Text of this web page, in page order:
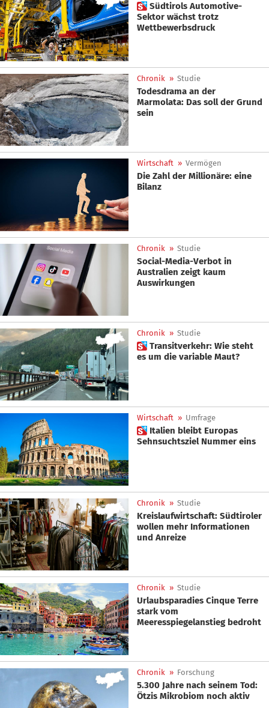
 Südtirols Automotive-
Sektor wächst trotz
Wettbewerbsdruck
Chronik » Studie
Todesdrama an der
Marmolata: Das soll der Grund
sein
Wirtschaft » Vermögen
Die Zahl der Millionäre: eine
Bilanz
Chronik » Studie
Social-Media-Verbot in
Australien zeigt kaum
Auswirkungen
Chronik » Studie
 Transitverkehr: Wie steht
es um die variable Maut?
Wirtschaft » Umfrage
 Italien bleibt Europas
Sehnsuchtsziel Nummer eins
Chronik » Studie
Kreislaufwirtschaft: Südtiroler
wollen mehr Informationen
und Anreize
Chronik » Studie
Urlaubsparadies Cinque Terre
stark vom
Meeresspiegelanstieg bedroht
Chronik » Forschung
5.300 Jahre nach seinem Tod:
Ötzis Mikrobiom noch aktiv